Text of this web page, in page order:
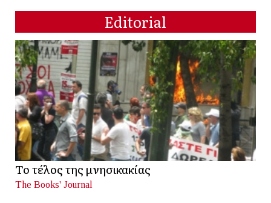
Editorial
Το τέλος της μνησικακίας
The Books' Journal